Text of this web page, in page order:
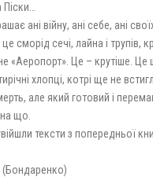
ані війну, ані себе, ані
сморід сечі, лайна і трупів,
«Аеропорт». Це – крутіше. Це
хлопці, котрі ще не
але який готовий і
що.
тексти з попередньої